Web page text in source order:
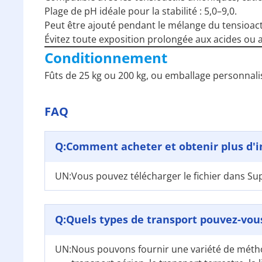
Plage de pH idéale pour la stabilité : 5,0–9,0.
Peut être ajouté pendant le mélange du
Évitez toute exposition prolongée aux acides ou
Conditionnement
Fûts de 25 kg ou 200 kg, ou emballage
FAQ
Q:Comment acheter et obtenir plus
UN:Vous pouvez télécharger le fichier dans
Q:Quels types de transport pouvez-
UN:Nous pouvons fournir une variété de